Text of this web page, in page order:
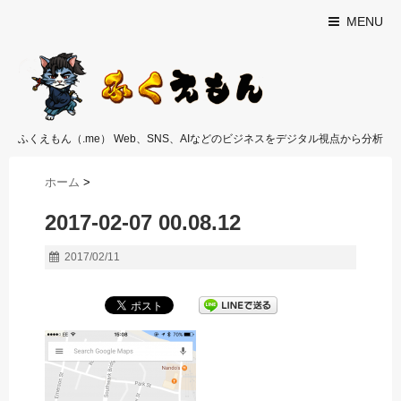
MENU
ふくえもん（.me） Web、SNS、AIなどのビジネスをデジタル視点から分析
ホーム >
2017-02-07 00.08.12
2017/02/11